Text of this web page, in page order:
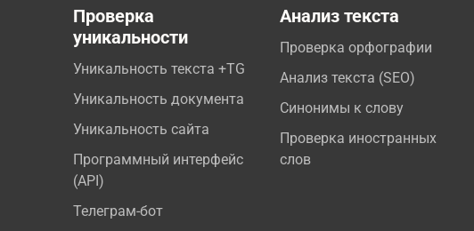
Проверка
уникальности
Уникальность текста +TG
Уникальность документа
Уникальность сайта
Программный интерфейс
(API)
Телеграм-бот
Анализ текста
Проверка орфографии
Анализ текста (SEO)
Синонимы к слову
Проверка иностранных
слов